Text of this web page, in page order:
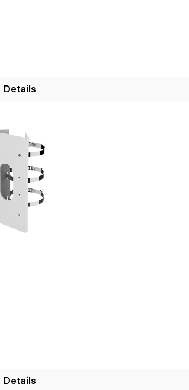
Details
Details